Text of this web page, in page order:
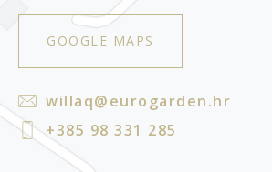
GOOGLE MAPS
willaq@eurogarden.hr
+385 98 331 285